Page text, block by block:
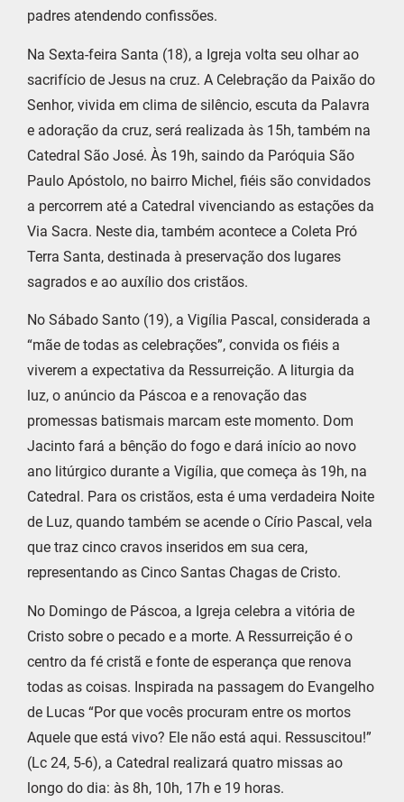
padres atendendo confissões.
Na Sexta-feira Santa (18), a Igreja volta seu olhar ao
sacrifício de Jesus na cruz. A Celebração da Paixão do
Senhor, vivida em clima de silêncio, escuta da Palavra
e adoração da cruz, será realizada às 15h, também na
Catedral São José. Às 19h, saindo da Paróquia São
Paulo Apóstolo, no bairro Michel, fiéis são convidados
a percorrem até a Catedral vivenciando as estações da
Via Sacra. Neste dia, também acontece a Coleta Pró
Terra Santa, destinada à preservação dos lugares
sagrados e ao auxílio dos cristãos.
No Sábado Santo (19), a Vigília Pascal, considerada a
“mãe de todas as celebrações”, convida os fiéis a
viverem a expectativa da Ressurreição. A liturgia da
luz, o anúncio da Páscoa e a renovação das
promessas batismais marcam este momento. Dom
Jacinto fará a bênção do fogo e dará início ao novo
ano litúrgico durante a Vigília, que começa às 19h, na
Catedral. Para os cristãos, esta é uma verdadeira Noite
de Luz, quando também se acende o Círio Pascal, vela
que traz cinco cravos inseridos em sua cera,
representando as Cinco Santas Chagas de Cristo.
No Domingo de Páscoa, a Igreja celebra a vitória de
Cristo sobre o pecado e a morte. A Ressurreição é o
centro da fé cristã e fonte de esperança que renova
todas as coisas. Inspirada na passagem do Evangelho
de Lucas “Por que vocês procuram entre os mortos
Aquele que está vivo? Ele não está aqui. Ressuscitou!”
(Lc 24, 5-6), a Catedral realizará quatro missas ao
longo do dia: às 8h, 10h, 17h e 19 horas.